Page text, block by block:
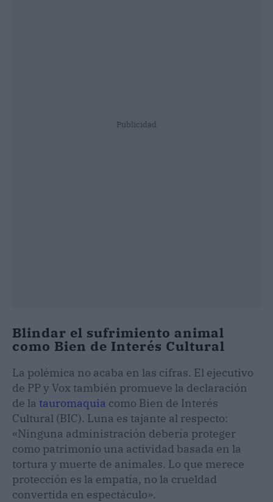
Publicidad
Blindar el sufrimiento animal
como Bien de Interés Cultural
La polémica no acaba en las cifras. El ejecutivo
de PP y Vox también promueve la declaración
de la tauromaquia como Bien de Interés
Cultural (BIC). Luna es tajante al respecto:
«Ninguna administración debería proteger
como patrimonio una actividad basada en la
tortura y muerte de animales. Lo que merece
protección es la empatía, no la crueldad
convertida en espectáculo».